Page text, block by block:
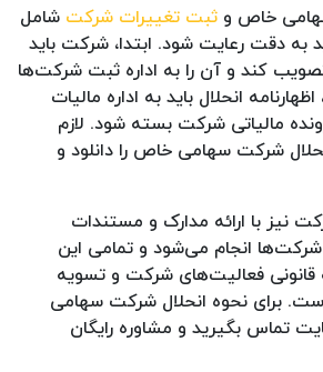
خاص و ثبت تغییرات شرکت شامل
به‌ دقت رعایت شود. ابتدا، شرکت باید
کند و آن را به اداره ثبت شرکت‌ها
انحلال باید به اداره مالیات
مالیاتی شرکت بسته شود. لازم
شرکت سهامی خاص را دانلود و
نیز با ارائه مدارک و مستندات
شرکت‌ها انجام می‌شود و تمامی این
قانونی فعالیت‌های شرکت و تسویه
برای نحوه انحلال شرکت سهامی
تماس بگیرید و مشاوره رایگان